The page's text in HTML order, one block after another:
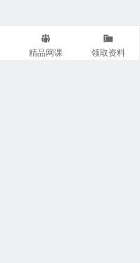
精品网课 领取资料